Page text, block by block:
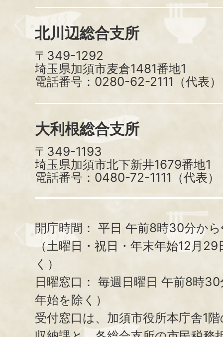
北川辺総合支所
〒349-1292
埼玉県加須市麦倉1481番地1
電話番号：0280-62-2111（代表）
大利根総合支所
〒349-1193
埼玉県加須市北下新井1679番地1
電話番号：0480-72-1111（代表）
開庁時間： 平日 午前8時30分か
（土曜日・祝日・年末年始12月
く）
日曜窓口： 毎週日曜日 午前8時
年始を除く）
受付窓口は、加須市役所本庁舎1